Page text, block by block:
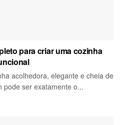
para criar uma cozinha
acolhedora, elegante e cheia de
pode ser exatamente o...